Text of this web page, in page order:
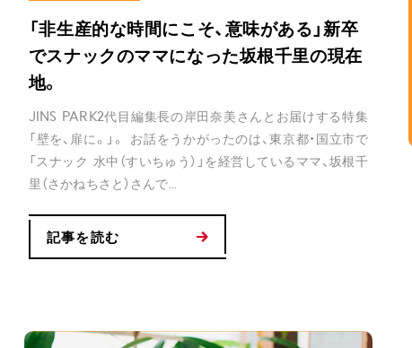
「非生産的な時間にこそ、意味がある」新卒
でスナックのママになった坂根千里の現在
地。
JINS PARK2代目編集長の岸田奈美さんとお届けする特集
「壁を、扉に。」。 お話をうかがったのは、東京都・国立市で
「スナック 水中（すいちゅう）」を経営しているママ、坂根千
里（さかねちさと）さんで...
記事を読む